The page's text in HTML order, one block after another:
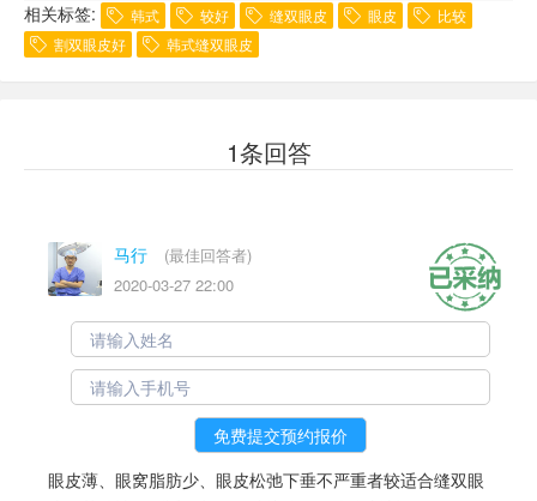
相关标签:
韩式 较好 缝双眼皮 眼皮
比较
割双眼皮好
韩式缝双眼皮
1条回答
马行
(最佳回答者)
2020-03-27 22:00
眼皮薄、眼窝脂肪少、眼皮松弛下垂不严重者较适合缝双眼